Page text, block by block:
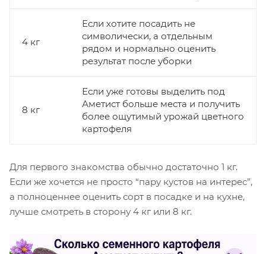
4 кг
Если хотите посадить не
символически, а отдельным
рядом и нормально оценить
результат после уборки
8 кг
Если уже готовы выделить под
Аметист больше места и получить
более ощутимый урожай цветного
картофеля
Для первого знакомства обычно достаточно 1 кг.
Если же хочется не просто “пару кустов на интерес”,
а полноценнее оценить сорт в посадке и на кухне,
лучше смотреть в сторону 4 кг или 8 кг.